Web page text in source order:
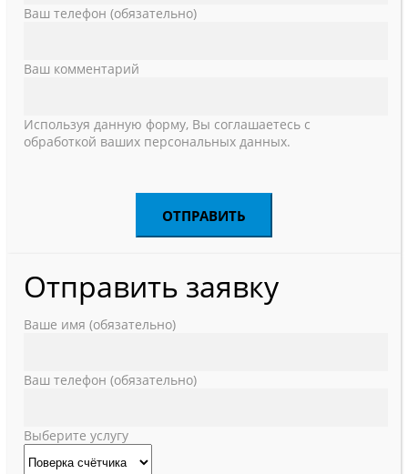
Ваш телефон (обязательно)
Ваш комментарий
Используя данную форму, Вы соглашаетесь с
обработкой ваших персональных данных.
Отправить заявку
Ваше имя (обязательно)
Ваш телефон (обязательно)
Выберите услугу